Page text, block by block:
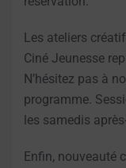
Les ateliers
Ciné Jeunesse
N’hésitez pas à
programme.
les samedis
Enfin, nouveauté